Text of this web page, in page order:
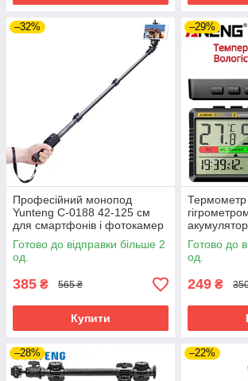
–32%
Професійний монопод
Yunteng C-0188 42-125 см
для смартфонів і фотокамер
до 1.5 кг селфі палиця
Готово до відправки більше 2
од.
385 ₴ 565 ₴
Купити
–29%
Термометр
Готово до
од.
249 ₴
–28% –22%